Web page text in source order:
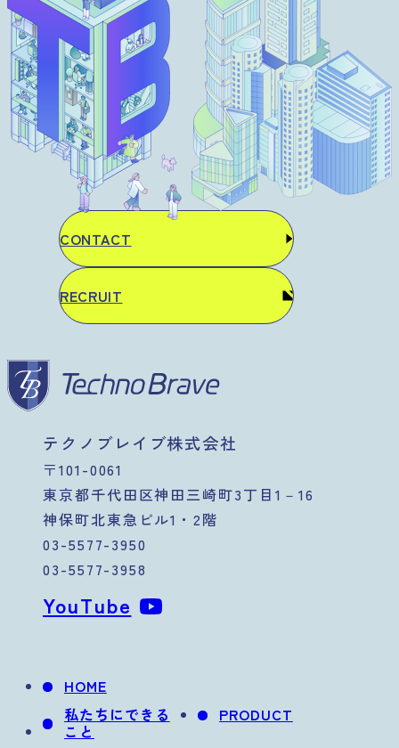
CONTACT
RECRUIT
テクノブレイブ株式会社
〒101-0061
東京都千代田区神田三崎町3丁目1－16
神保町北東急ビル1・2階
03-5577-3950
03-5577-3958
YouTube
HOME
私たちにできる
こと
PRODUCT